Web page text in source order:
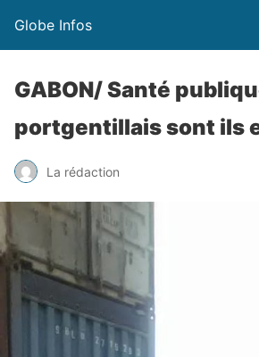
Globe Infos
GABON/ Santé
portgentillais sont ils
La rédaction